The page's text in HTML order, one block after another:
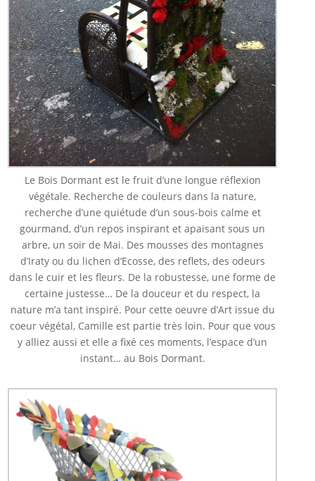
Le Bois Dormant est le fruit d’une longue réflexion
végétale. Recherche de couleurs dans la nature,
recherche d’une quiétude d’un sous-bois calme et
gourmand, d’un repos inspirant et apaisant sous un
arbre, un soir de Mai. Des mousses des montagnes
d’Iraty ou du lichen d’Ecosse, des reflets, des odeurs
dans le cuir et les fleurs. De la robustesse, une forme de
certaine justesse… De la douceur et du respect, la
nature m’a tant inspiré. Pour cette oeuvre d’Art issue du
coeur végétal, Camille est partie très loin. Pour que vous
y alliez aussi et elle a fixé ces moments, l’espace d’un
instant… au Bois Dormant.